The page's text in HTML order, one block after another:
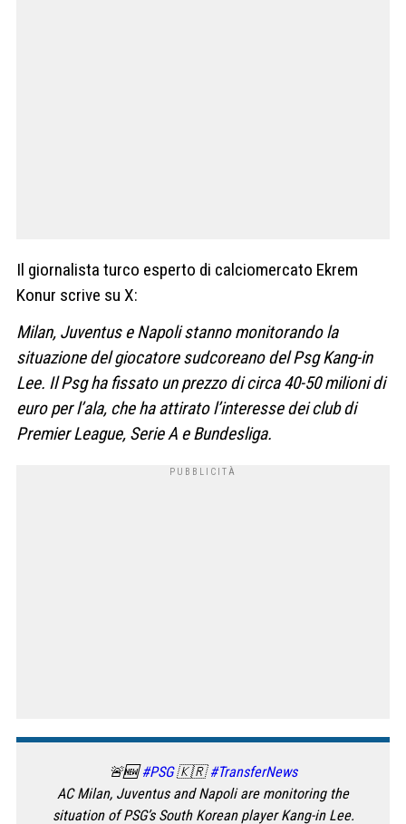
Il giornalista turco esperto di calciomercato Ekrem
Konur scrive su X:
Milan, Juventus e Napoli stanno monitorando la
situazione del giocatore sudcoreano del Psg Kang-in
Lee. Il Psg ha fissato un prezzo di circa 40-50 milioni di
euro per l’ala, che ha attirato l’interesse dei club di
Premier League, Serie A e Bundesliga.
🚨🆕#PSG🇰🇷#TransferNews
AC Milan, Juventus and Napoli are monitoring the
situation of PSG’s South Korean player Kang-in Lee.